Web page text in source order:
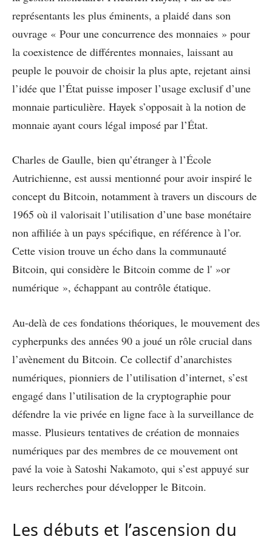
représentants les plus éminents, a plaidé dans son
ouvrage « Pour une concurrence des monnaies » pour
la coexistence de différentes monnaies, laissant au
peuple le pouvoir de choisir la plus apte, rejetant ainsi
l’idée que l’État puisse imposer l’usage exclusif d’une
monnaie particulière. Hayek s’opposait à la notion de
monnaie ayant cours légal imposé par l’État.
Charles de Gaulle, bien qu’étranger à l’École
Autrichienne, est aussi mentionné pour avoir inspiré le
concept du Bitcoin, notamment à travers un discours de
1965 où il valorisait l’utilisation d’une base monétaire
non affiliée à un pays spécifique, en référence à l’or.
Cette vision trouve un écho dans la communauté
Bitcoin, qui considère le Bitcoin comme de l' »or
numérique », échappant au contrôle étatique.
Au-delà de ces fondations théoriques, le mouvement des
cypherpunks des années 90 a joué un rôle crucial dans
l’avènement du Bitcoin. Ce collectif d’anarchistes
numériques, pionniers de l’utilisation d’internet, s’est
engagé dans l’utilisation de la cryptographie pour
défendre la vie privée en ligne face à la surveillance de
masse. Plusieurs tentatives de création de monnaies
numériques par des membres de ce mouvement ont
pavé la voie à Satoshi Nakamoto, qui s’est appuyé sur
leurs recherches pour développer le Bitcoin.
Les débuts et l’ascension du